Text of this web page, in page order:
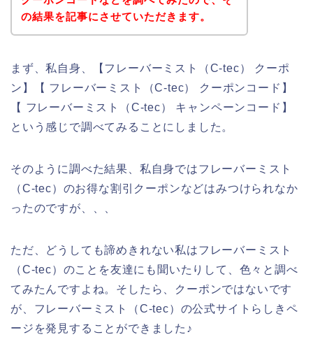
の結果を記事にさせていただきます。
まず、私自身、【フレーバーミスト（C-tec） クーポ
ン】【 フレーバーミスト（C-tec） クーポンコード】
【 フレーバーミスト（C-tec） キャンペーンコード】
という感じで調べてみることにしました。
そのように調べた結果、私自身ではフレーバーミスト
（C-tec）のお得な割引クーポンなどはみつけられなか
ったのですが、、、
ただ、どうしても諦めきれない私はフレーバーミスト
（C-tec）のことを友達にも聞いたりして、色々と調べ
てみたんですよね。そしたら、クーポンではないです
が、フレーバーミスト（C-tec）の公式サイトらしきペ
ージを発見することができました♪